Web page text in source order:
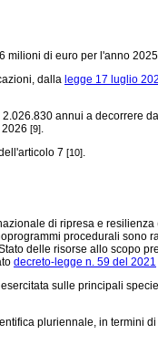
milioni di euro per l'anno 2025
dalla legge 17 luglio
annui a decorrere
[9].
7 [10].
di ripresa e resilienza
procedurali sono
delle risorse allo scopo
decreto-legge n. 59 del 2021
sulle principali
pluriennale, in termini